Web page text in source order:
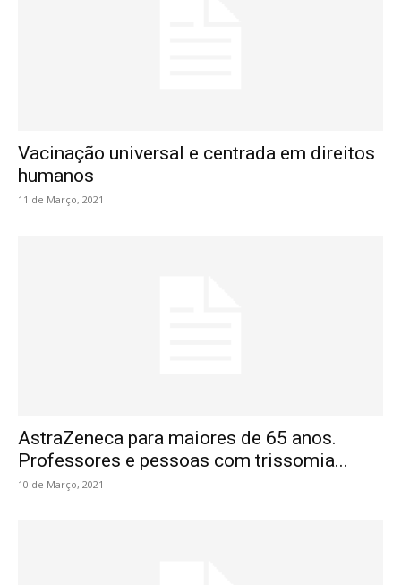
Vacinação universal e centrada em direitos
humanos
11 de Março, 2021
AstraZeneca para maiores de 65 anos.
Professores e pessoas com trissomia...
10 de Março, 2021